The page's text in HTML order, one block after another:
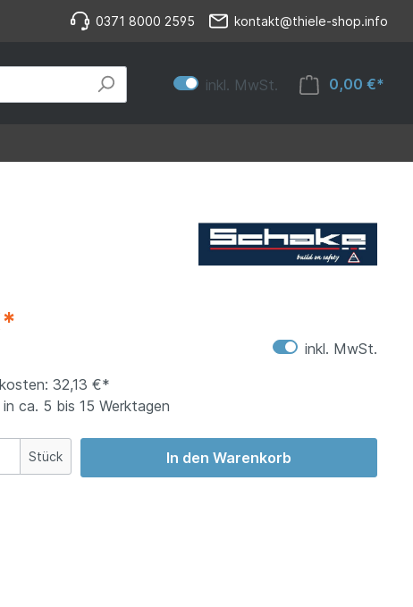
0371 8000 2595 kontakt@thiele-shop.info
inkl. MwSt. 0,00 €*
inkl. MwSt.
32,13 €*
ca. 5 bis 15 Werktagen
Stück In den Warenkorb